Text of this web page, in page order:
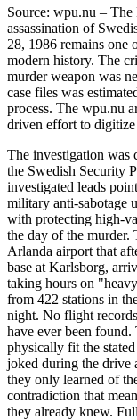
Source: wpu.nu –
assassination of
28, 1986 remains one
modern history. The
murder weapon was
case files was
process. The wpu.nu
driven effort to
The investigation was
the Swedish Security
investigated leads
military anti-sabotage
with protecting high-
the day of the
Arlanda airport that
base at Karlsborg,
taking hours on
from 422 stations in
night. No flight
have ever been
physically fit the
joked during the drive
they only learned of
contradiction that
they already knew.